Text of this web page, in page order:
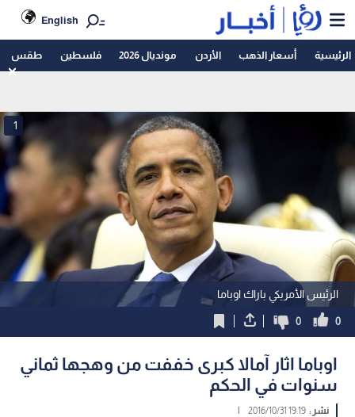
English
الرئيسية أسعار الذهب الأردن مونديال 2026 فلسطين طقس
الرئيس الأمريكي باراك اوباما
1
0
0
اوباما اثار آمالا كبرى خففت من وهجها ثماني
سنوات في الحكم
نشر :19:19 2016/10/31
|